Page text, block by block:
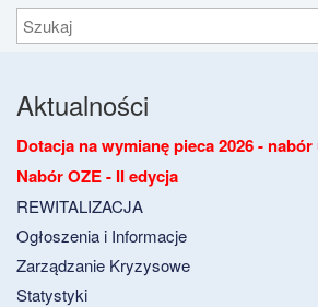
Szukaj
Aktualności
Dotacja na wymianę pieca 2026 -
Nabór OZE - II edycja
REWITALIZACJA
Ogłoszenia i Informacje
Zarządzanie Kryzysowe
Statystyki